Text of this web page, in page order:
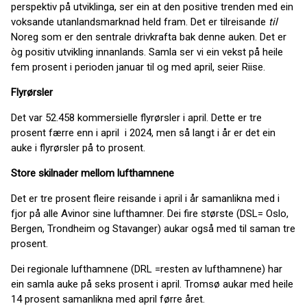
perspektiv på utviklinga, ser ein at den positive trenden med ein
voksande utanlandsmarknad held fram. Det er tilreisande til
Noreg som er den sentrale drivkrafta bak denne auken. Det er
òg positiv utvikling innanlands. Samla ser vi ein vekst på heile
fem prosent i perioden januar til og med april, seier Riise.
Flyrørsler
Det var 52.458 kommersielle flyrørsler i april. Dette er tre
prosent færre enn i april i 2024, men så langt i år er det ein
auke i flyrørsler på to prosent.
Store skilnader mellom lufthamnene
Det er tre prosent fleire reisande i april i år samanlikna med i
fjor på alle Avinor sine lufthamner. Dei fire største (DSL= Oslo,
Bergen, Trondheim og Stavanger) aukar også med til saman tre
prosent.
Dei regionale lufthamnene (DRL =resten av lufthamnene) har
ein samla auke på seks prosent i april. Tromsø aukar med heile
14 prosent samanlikna med april førre året.